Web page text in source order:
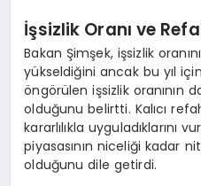
İşsizlik Oranı ve
Bakan Şimşek, işsizlik
yükseldiğini ancak bu yıl
öngörülen işsizlik oranının
olduğunu belirtti. Kalıcı
kararlılıkla uyguladıklarını
piyasasının niceliği kadar
olduğunu dile getirdi.